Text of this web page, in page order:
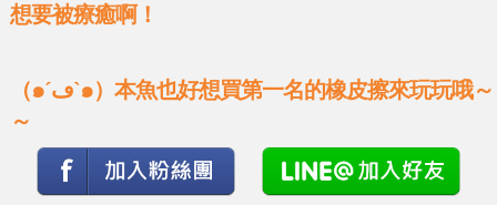
想要被療癒啊！
（๑´ڡ`๑）本魚也好想買第一名的橡皮擦來玩玩哦～
～